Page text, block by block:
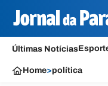
Últimas Notícias
Home>política